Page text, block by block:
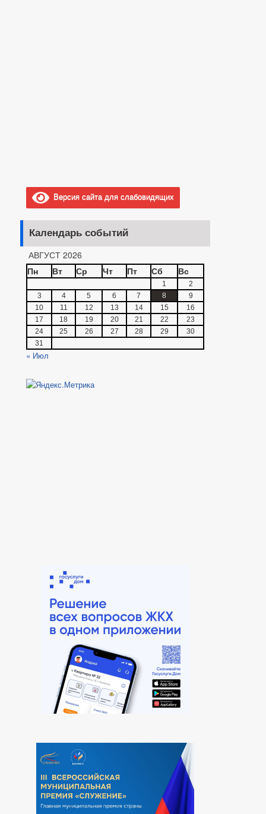
Версия сайта для слабовидящих
Календарь событий
АВГУСТ 2026
Пн
Вт Ср Чт Пт Сб Вс
1
2
3
4 5 6 7 8
9
10
11 12 13 14 15
16
17
18 19 20 21 22
23
24
25 26 27 28 29
30
31
« Июл